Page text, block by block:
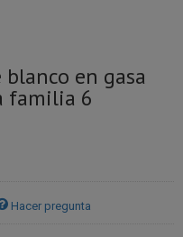
en gasa
familia 6
Hacer pregunta